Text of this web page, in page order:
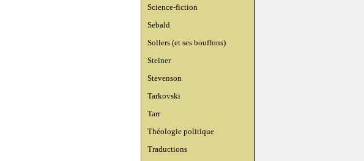
Science-fiction
Sebald
Sollers (et ses bouffons)
Steiner
Stevenson
Tarkovski
Tarr
Théologie politique
Traductions